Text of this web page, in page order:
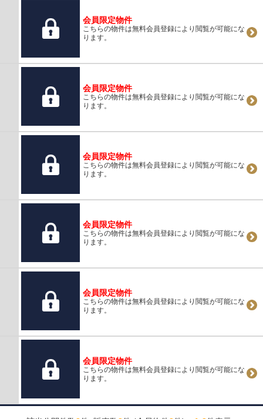
会員限定物件
こちらの物件は無料会員登録により閲覧が可能にな
ります。
会員限定物件
こちらの物件は無料会員登録により閲覧が可能にな
ります。
会員限定物件
こちらの物件は無料会員登録により閲覧が可能にな
ります。
会員限定物件
こちらの物件は無料会員登録により閲覧が可能にな
ります。
会員限定物件
こちらの物件は無料会員登録により閲覧が可能にな
ります。
会員限定物件
こちらの物件は無料会員登録により閲覧が可能にな
ります。